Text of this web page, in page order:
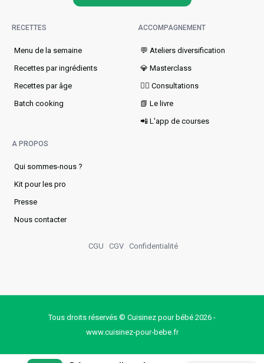
RECETTES
Menu de la semaine​
Recettes par ingrédients
Recettes par âge
Batch cooking
ACCOMPAGNEMENT
💬 Ateliers diversification
💎 Masterclass
👩‍⚕️ Consultations
📗 Le livre
📲 L'app de courses
A PROPOS
Qui sommes-nous ?
Kit pour les pro
Presse
Nous contacter
CGU CGV Confidentialité
Tous droits réservés © Cuisinez pour bébé 2026 -
www.cuisinez‑pour‑bebe.fr